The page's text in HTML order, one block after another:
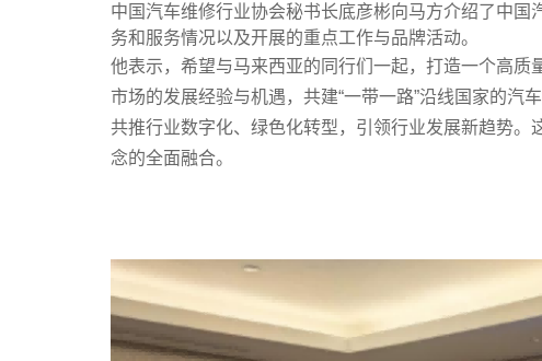
中国汽车维修行业协会秘书长底彦彬向马方介绍了中
务和服务情况以及开展的重点工作与品牌活动。
他表示，希望与马来西亚的同行们一起，打造一个高
市场的发展经验与机遇，共建“一带一路”沿线国家的汽
共推行业数字化、绿色化转型，引领行业发展新趋势
念的全面融合。